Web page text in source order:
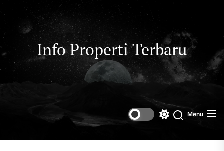
to
content
Info Properti Terbaru
Switch
mode
Menu